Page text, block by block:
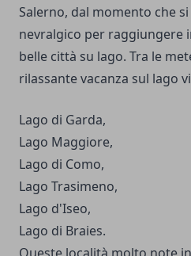
Salerno, dal momento che
nevralgico per raggiungere
belle città su lago. Tra le
rilassante vacanza sul lago
Lago di Garda,
Lago Maggiore,
Lago di Como,
Lago Trasimeno,
Lago d'Iseo,
Lago di Braies.